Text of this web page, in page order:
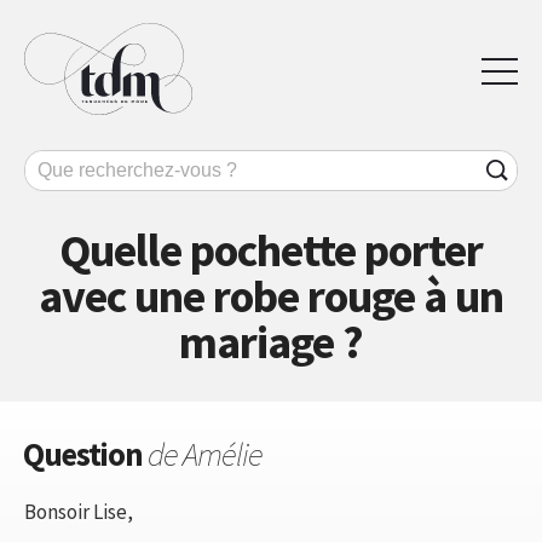
Quelle pochette porter
avec une robe rouge à un
mariage ?
Questionde Amélie
Bonsoir Lise,